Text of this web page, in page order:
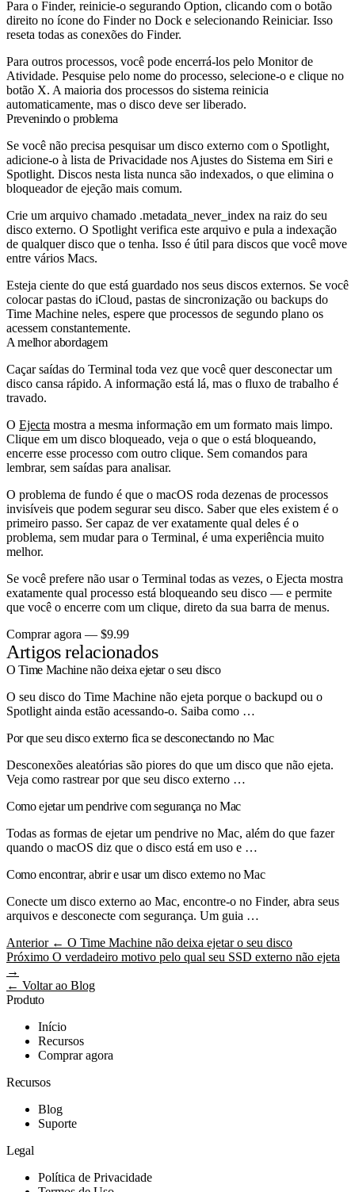
Para o Finder, reinicie-o segurando Option, clicando com o botão
direito no ícone do Finder no Dock e selecionando Reiniciar. Isso
reseta todas as conexões do Finder.
Para outros processos, você pode encerrá-los pelo Monitor de
Atividade. Pesquise pelo nome do processo, selecione-o e clique no
botão X. A maioria dos processos do sistema reinicia
automaticamente, mas o disco deve ser liberado.
Prevenindo o problema
Se você não precisa pesquisar um disco externo com o Spotlight,
adicione-o à lista de Privacidade nos Ajustes do Sistema em Siri e
Spotlight. Discos nesta lista nunca são indexados, o que elimina o
bloqueador de ejeção mais comum.
Crie um arquivo chamado .metadata_never_index na raiz do seu
disco externo. O Spotlight verifica este arquivo e pula a indexação
de qualquer disco que o tenha. Isso é útil para discos que você move
entre vários Macs.
Esteja ciente do que está guardado nos seus discos externos. Se você
colocar pastas do iCloud, pastas de sincronização ou backups do
Time Machine neles, espere que processos de segundo plano os
acessem constantemente.
A melhor abordagem
Caçar saídas do Terminal toda vez que você quer desconectar um
disco cansa rápido. A informação está lá, mas o fluxo de trabalho é
travado.
O Ejecta mostra a mesma informação em um formato mais limpo.
Clique em um disco bloqueado, veja o que o está bloqueando,
encerre esse processo com outro clique. Sem comandos para
lembrar, sem saídas para analisar.
O problema de fundo é que o macOS roda dezenas de processos
invisíveis que podem segurar seu disco. Saber que eles existem é o
primeiro passo. Ser capaz de ver exatamente qual deles é o
problema, sem mudar para o Terminal, é uma experiência muito
melhor.
Se você prefere não usar o Terminal todas as vezes, o Ejecta mostra
exatamente qual processo está bloqueando seu disco — e permite
que você o encerre com um clique, direto da sua barra de menus.
Comprar agora — $9.99
Artigos relacionados
O Time Machine não deixa ejetar o seu disco
O seu disco do Time Machine não ejeta porque o backupd ou o
Spotlight ainda estão acessando-o. Saiba como …
Por que seu disco externo fica se desconectando no Mac
Desconexões aleatórias são piores do que um disco que não ejeta.
Veja como rastrear por que seu disco externo …
Como ejetar um pendrive com segurança no Mac
Todas as formas de ejetar um pendrive no Mac, além do que fazer
quando o macOS diz que o disco está em uso e …
Como encontrar, abrir e usar um disco externo no Mac
Conecte um disco externo ao Mac, encontre-o no Finder, abra seus
arquivos e desconecte com segurança. Um guia …
Anterior ← O Time Machine não deixa ejetar o seu disco
Próximo O verdadeiro motivo pelo qual seu SSD externo não ejeta
→
← Voltar ao Blog
Produto
Início
Recursos
Comprar agora
Recursos
Blog
Suporte
Legal
Política de Privacidade